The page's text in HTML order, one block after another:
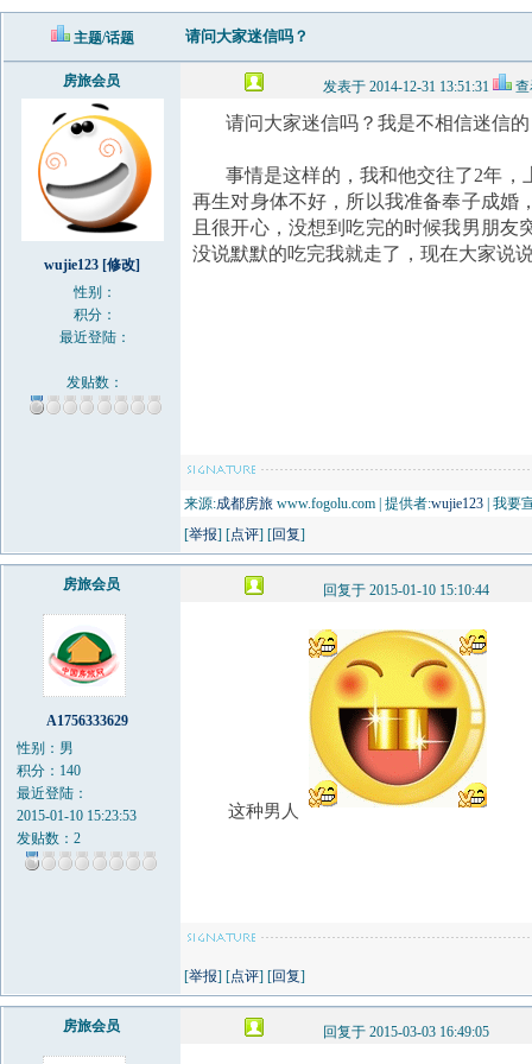
主题/话题 请问大家迷信吗？
房旅会员 发表于 2014-12-31 13:51:31
wujie123 [修改]
性别：
积分：
最近登陆：
发贴数：
请问大家迷信吗？我是不相信迷信
事情是这样的，我和他交往了2年，
再生对身体不好，所以我准备奉子成婚
且很开心，没想到吃完的时候我男朋
没说默默的吃完我就走了，现在大家说
来源:成都房旅 www.fogolu.com | 提供者:wujie123 | 我要
[举报] [点评] [回复]
房旅会员 回复于 2015-01-10 15:10:44
A1756333629
性别：男
积分：140
最近登陆：
2015-01-10 15:23:53
发贴数：2
这种男人
[举报] [点评] [回复]
房旅会员 回复于 2015-03-03 16:49:05